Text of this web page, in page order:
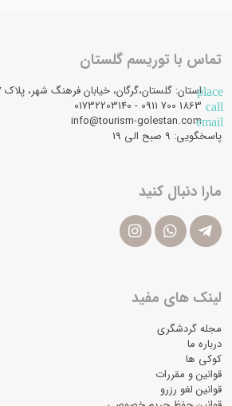
تماس با توریسم گلستان
placeاستان: گلستان،گرگان، خیابان فرهنگ شهر، پلاک 17، طبقه: همکف،
call
email
info@tourism-golestan.com
پاسخگویی: ۹ صبح الی 19
مارا دنبال کنید
لینک های مفید
مجله گردشگری
درباره ما
کوکی ها
قوانین و مقررات
قوانین لغو رزرو